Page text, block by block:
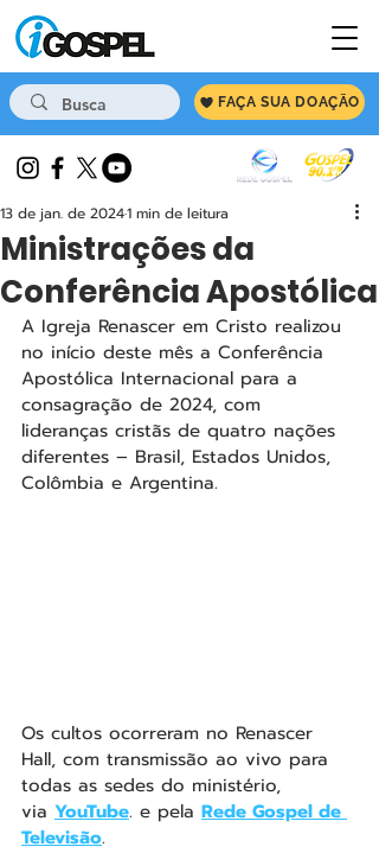
FAÇA SUA DOAÇÃO
Ministrações da
Conferência Apostólica
13 de jan. de 20241 min de leitura
A Igreja Renascer em Cristo realizou
no início deste mês a Conferência
Apostólica Internacional para a
consagração de 2024, com
lideranças cristãs de quatro nações
diferentes – Brasil, Estados Unidos,
Colômbia e Argentina.
Os cultos ocorreram no Renascer
Hall, com transmissão ao vivo para
todas as sedes do ministério,
via YouTube. e pela Rede Gospel de
Televisão.